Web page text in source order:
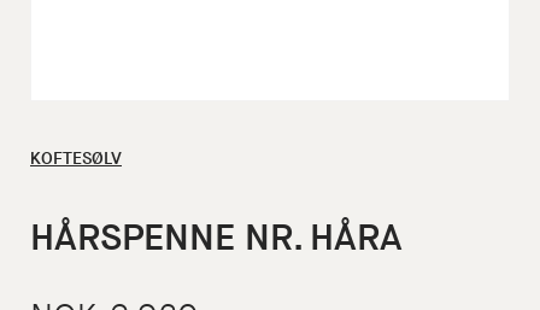
KOFTESØLV
HÅRSPENNE NR. HÅRA